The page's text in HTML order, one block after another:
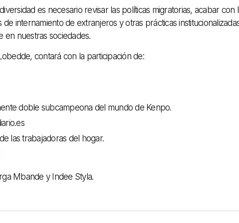
es necesario revisar las políticas migratorias, acabar con
internamiento de extranjeros y otras prácticas
en nuestras sociedades.
contará con la participación de:
doble subcampeona del mundo de Kenpo.
las trabajadoras del hogar.
Mbande y Indee Styla.